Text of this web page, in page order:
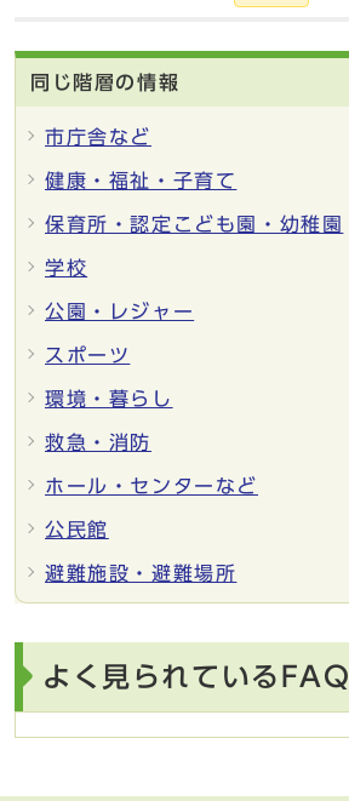
同じ階層の情報
市庁舎など
健康・福祉・子育て
保育所・認定こども園・幼稚園
学校
公園・レジャー
スポーツ
環境・暮らし
救急・消防
ホール・センターなど
公民館
避難施設・避難場所
よく見られているFAQ